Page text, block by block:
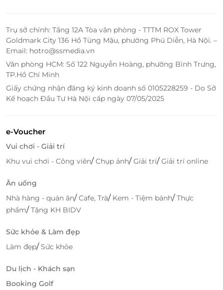
Trụ sở chính: Tầng 12A Tòa văn phòng - TTTM ROX Tower
Goldmark City 136 Hồ Tùng Mậu, phường Phú Diễn, Hà Nội. –
Email: hotro@ssmedia.vn
Văn phòng HCM: Số 122 Nguyễn Hoàng, phường Bình Trưng,
TP.Hồ Chí Minh
Giấy chứng nhận đăng ký kinh doanh số 0105228259 - Do Sở
Kế hoạch Đầu Tư Hà Nội cấp ngày 07/05/2025
e-Voucher
Vui chơi - Giải trí
Khu vui chơi - Công viên/Chụp ảnh/Giải trí/Giải trí online
Ăn uống
Nhà hàng - quán ăn/Cafe, Trà/ Kem - Tiệm bánh/Thực
phẩm/Tặng KH BIDV
Sức khỏe & Làm đẹp
Làm đẹp/Sức khỏe
Du lịch - Khách sạn
Booking Golf